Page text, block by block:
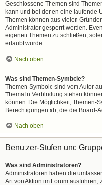
Geschlossene Themen sind
kann und bei denen eine laufende
Themen können aus vielen
Administrator gesperrt werden.
eigenen Themen zu schließen,
erlaubt wurde.
Nach oben
Was sind Themen-Symbole?
Themen-Symbole sind vom Autor
Thema in Verbindung stehen
können. Die Möglichkeit, Themen-
Berechtigungen ab, die die Board-
Nach oben
Benutzer-Stufen und
Was sind Administratoren?
Administratoren haben die
Art von Aktion im Forum ausführen;